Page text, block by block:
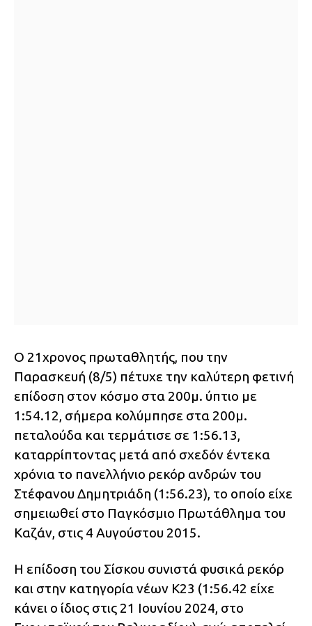
Ο 21χρονος πρωταθλητής, που την
Παρασκευή (8/5) πέτυχε την καλύτερη φετινή
επίδοση στον κόσμο στα 200μ. ύπτιο με
1:54.12, σήμερα κολύμπησε στα 200μ.
πεταλούδα και τερμάτισε σε 1:56.13,
καταρρίπτοντας μετά από σχεδόν έντεκα
χρόνια το πανελλήνιο ρεκόρ ανδρών του
Στέφανου Δημητριάδη (1:56.23), το οποίο είχε
σημειωθεί στο Παγκόσμιο Πρωτάθλημα του
Καζάν, στις 4 Αυγούστου 2015.
Η επίδοση του Σίσκου συνιστά φυσικά ρεκόρ
και στην κατηγορία νέων Κ23 (1:56.42 είχε
κάνει ο ίδιος στις 21 Ιουνίου 2024, στο